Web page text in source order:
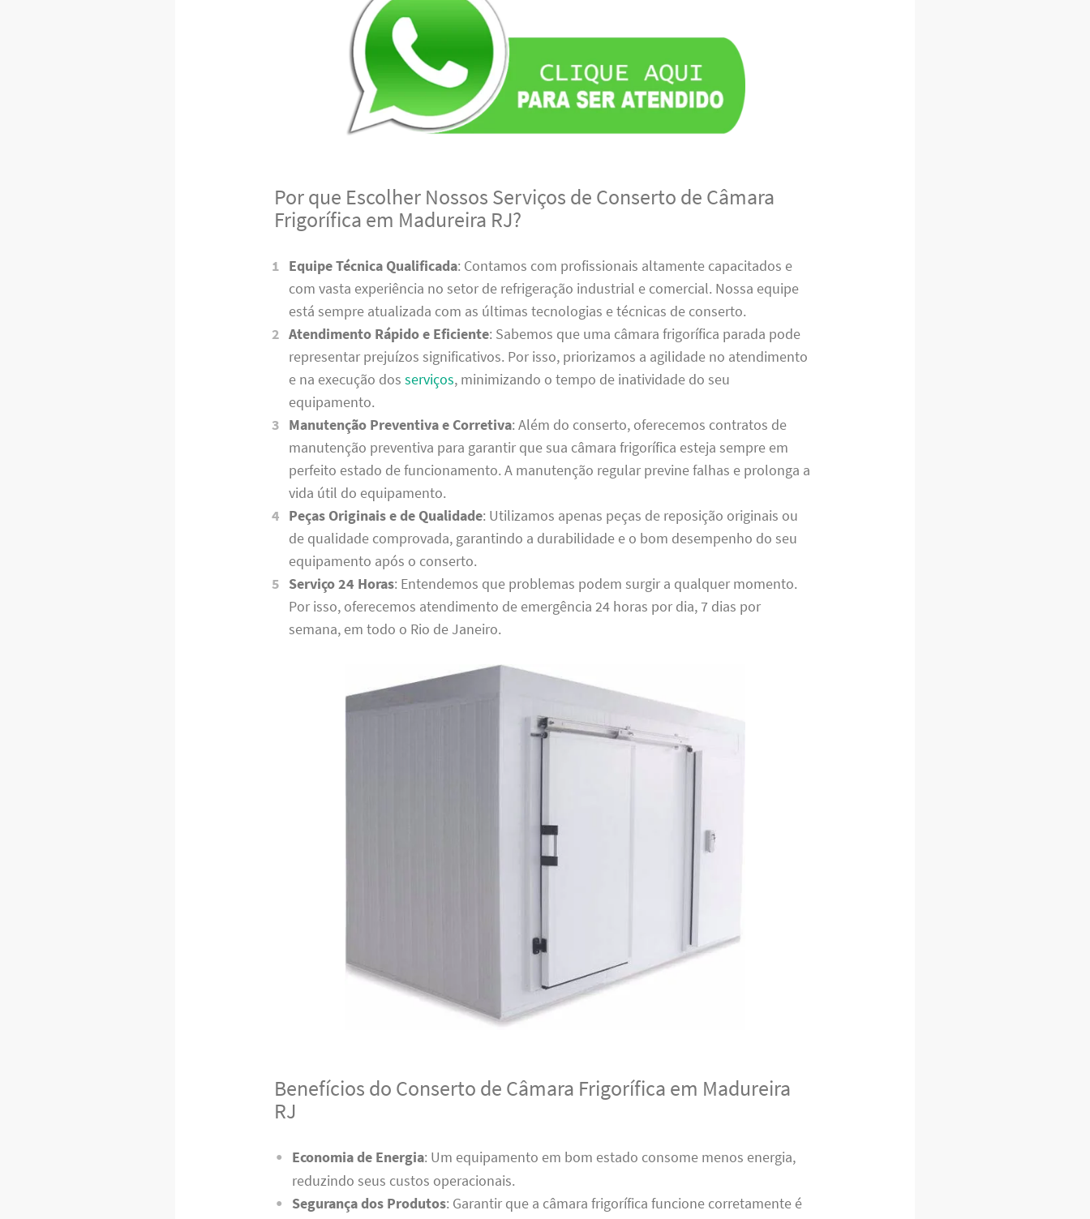
Por que Escolher Nossos Serviços de Conserto de Câmara
Frigorífica em Madureira RJ?
Equipe Técnica Qualificada: Contamos com profissionais altamente capacitados e
com vasta experiência no setor de refrigeração industrial e comercial. Nossa equipe
está sempre atualizada com as últimas tecnologias e técnicas de conserto.
Atendimento Rápido e Eficiente: Sabemos que uma câmara frigorífica parada pode
representar prejuízos significativos. Por isso, priorizamos a agilidade no atendimento
e na execução dosserviços, minimizando o tempo de inatividade do seu
equipamento.
Manutenção Preventiva e Corretiva: Além do conserto, oferecemos contratos de
manutenção preventiva para garantir que sua câmara frigorífica esteja sempre em
perfeito estado de funcionamento. A manutenção regular previne falhas e prolonga a
vida útil do equipamento.
Peças Originais e de Qualidade: Utilizamos apenas peças de reposição originais ou
de qualidade comprovada, garantindo a durabilidade e o bom desempenho do seu
equipamento após o conserto.
Serviço 24 Horas: Entendemos que problemas podem surgir a qualquer momento.
Por isso, oferecemos atendimento de emergência 24 horas por dia, 7 dias por
semana, em todo o Rio de Janeiro.
Benefícios do Conserto de Câmara Frigorífica em Madureira
RJ
Economia de Energia: Um equipamento em bom estado consome menos energia,
reduzindo seus custos operacionais.
Segurança dos Produtos: Garantir que a câmara frigorífica funcione corretamente é